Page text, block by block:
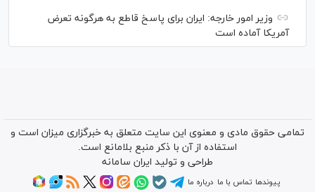
وزیر امور خارجه: ایران برای پاسخ قاطع به هرگونه تعرض
آمریکا آماده است
تمامی حقوق مادی و معنوی این سایت متعلق به خبرگزاری میزان است و
استفاده از آن با ذکر منبع بلامانع است.
طراحی و تولید ایران سامانه
پیوندها تماس با ما درباره ما